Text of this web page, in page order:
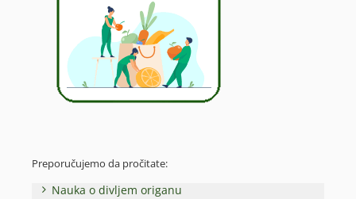
Preporučujemo da pročitate:
Nauka o divljem origanu